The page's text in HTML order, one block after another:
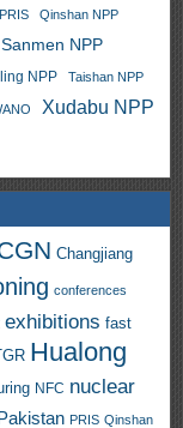
PRIS Qinshan NPP
Sanmen NPP
NPP Taishan NPP
Xudabu NPP
Changjiang
conferences
exhibitions fast
Hualong
NFC nuclear
PRIS Qinshan